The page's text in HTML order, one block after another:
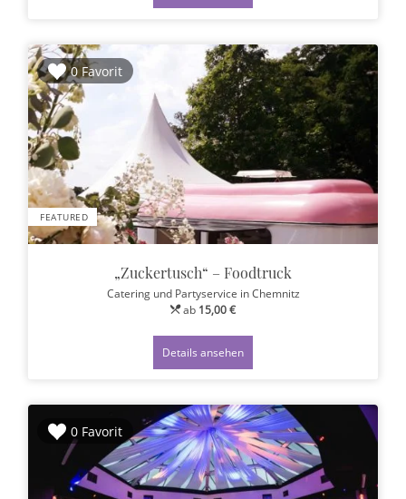
0 Favorit
FEATURED
„Zuckertusch“ – Foodtruck
Catering und Partyservice in Chemnitz
ab 15,00 €
Details ansehen
0 Favorit